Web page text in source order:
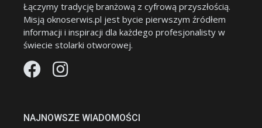
Łączymy tradycję branżową z cyfrową przyszłością.
Misją oknoserwis.pl jest bycie pierwszym źródłem
informacji i inspiracji dla każdego profesjonalisty w
świecie stolarki otworowej.
NAJNOWSZE WIADOMOŚCI